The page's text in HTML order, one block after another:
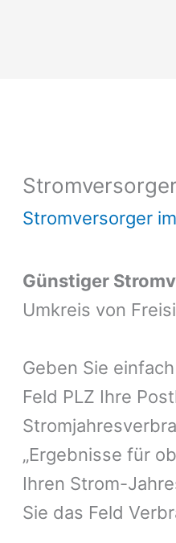
Stromversorger
Günstiger
Umkreis von
Geben Sie
Feld PLZ Ihre
„Ergebnisse für
Ihren Strom-
Sie das Feld